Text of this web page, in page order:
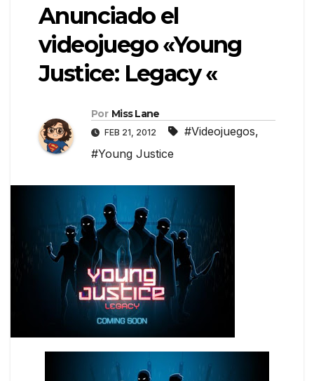
Anunciado el
videojuego «Young
Justice: Legacy «
Por Miss Lane
FEB 21, 2012 #Videojuegos,
#Young Justice